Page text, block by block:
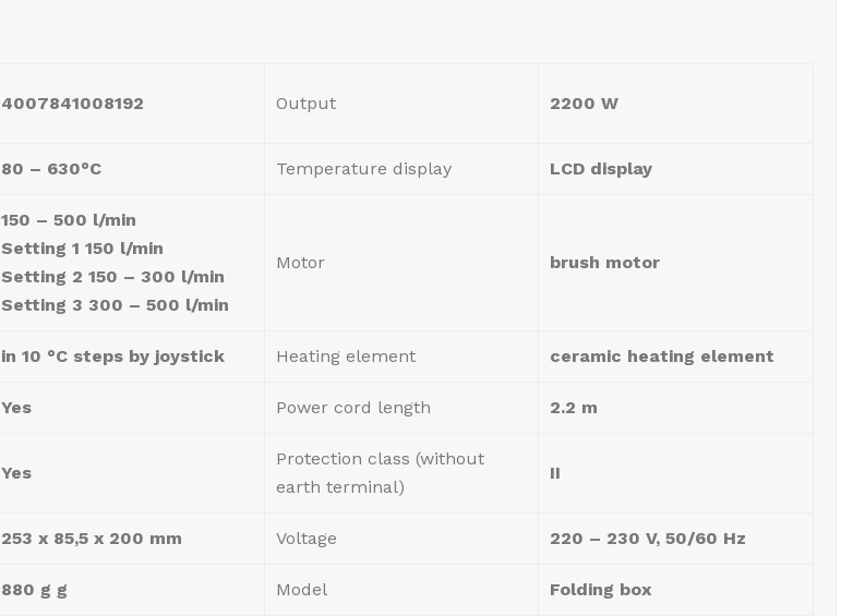
4007841008192 Output 2200 W
80 – 630°C Temperature display LCD display
150 – 500 l/min
Setting 1 150 l/min
Setting 2 150 – 300 l/min
Setting 3 300 – 500 l/min
Motor brush motor
in 10 °C steps by joystick Heating element ceramic heating element
Yes Power cord length 2.2 m
Yes
Protection class (without
earth terminal)
II
253 x 85,5 x 200 mm Voltage 220 – 230 V, 50/60 Hz
880 g g Model Folding box